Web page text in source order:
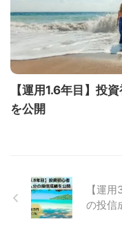
【運用1.6年目】投
を公開
【運
の投信